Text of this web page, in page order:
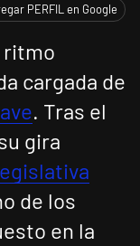
PERFIL en Google
ritmo
cargada de
. Tras el
gira
de los
en la